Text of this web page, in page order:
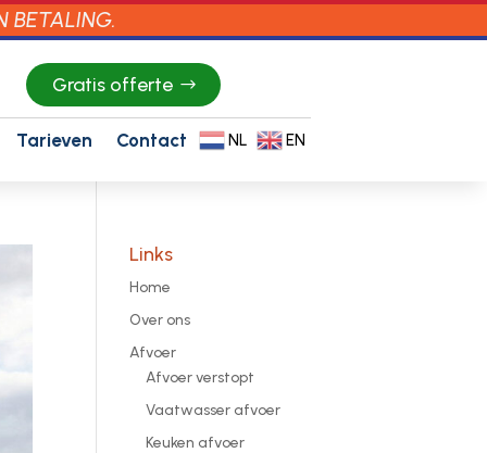
BETALING.
Gratis offerte
Tarieven Contact NL EN
Links
Home
Over ons
Afvoer
Afvoer verstopt
Vaatwasser afvoer
Keuken afvoer